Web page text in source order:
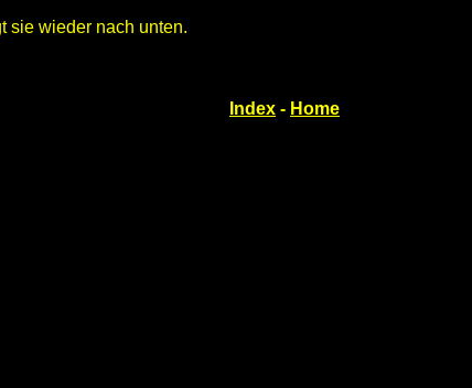
sie wieder nach unten.
Index - Home